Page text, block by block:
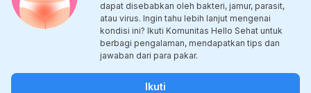
dapat disebabkan oleh bakteri, jamur, parasit,
atau virus. Ingin tahu lebih lanjut mengenai
kondisi ini? Ikuti Komunitas Hello Sehat untuk
berbagi pengalaman, mendapatkan tips dan
jawaban dari para pakar.
Ikuti